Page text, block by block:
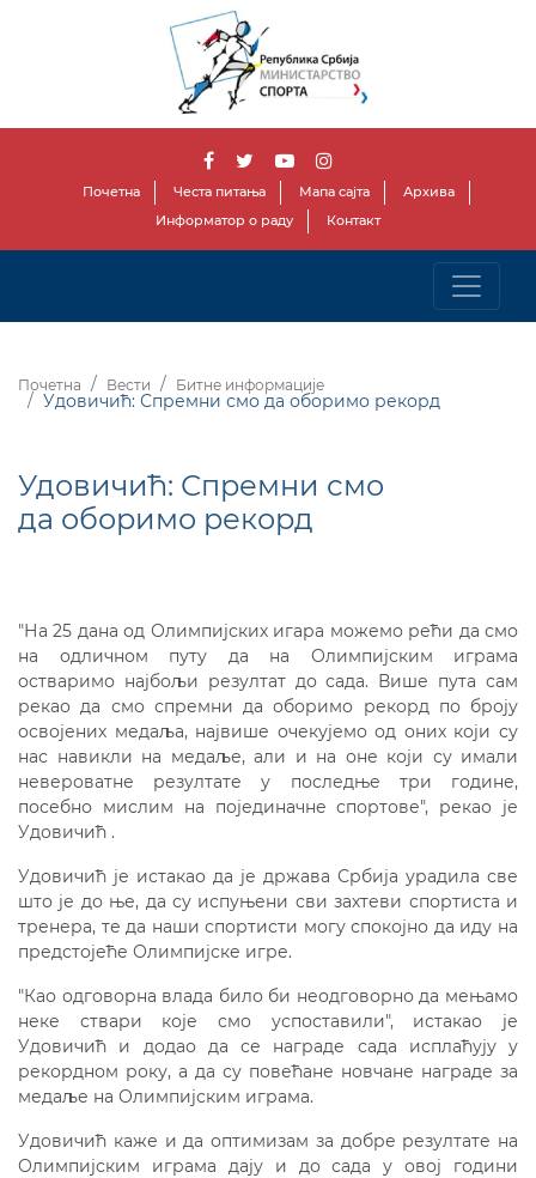
Почетна Честа питања Мапа сајта
Архива
Информатор о раду
Контакт
Почетна Вести Битне информације
Удовичић: Спремни смо да оборимо рекорд
Удовичић: Спремни смо
да оборимо рекорд
"На 25 дана од Олимпијских игара можемо рећи да смо
на одличном путу да на Олимпијским играма
остваримо најбољи резултат до сада. Више пута сам
рекао да смо спремни да оборимо рекорд по броју
освојених медаља, највише очекујемо од оних који су
нас навикли на медаље, али и на оне који су имали
невероватне резултате у последње три године,
посебно мислим на појединачне спортове", рекао је
Удовичић .
Удовичић је истакао да је држава Србија урадила све
што је до ње, да су испуњени сви захтеви спортиста и
тренера, те да наши спортисти могу спокојно да иду на
предстојеће Олимпијске игре.
"Као одговорна влада било би неодговорно да мењамо
неке ствари које смо успоставили", истакао је
Удовичић и додао да се награде сада исплаћују у
рекордном року, а да су повећане новчане награде за
медаље на Олимпијским играма.
Удовичић каже и да оптимизам за добре резултате на
Олимпијским играма дају и до сада у овој години